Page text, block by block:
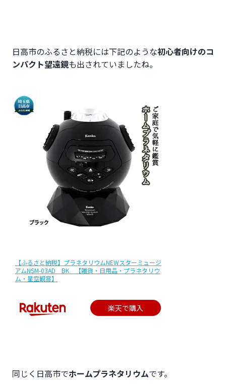
日高市のふるさと納税には下記のような初心者向けのコ
ンパクト望遠鏡も出されていましたね。
【ふるさと納税】プラネタリウムNEWスターミュージ
アムNSM-03AD BK 【雑貨・日用品・プラネタリウ
ム・星空観賞】
楽天で購入
同じく日高市でホームプラネタリウムです。